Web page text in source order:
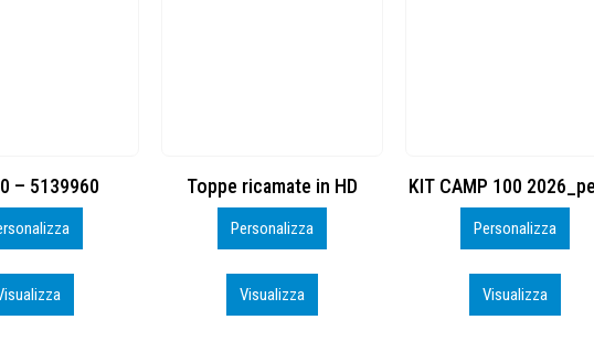
in HD KIT CAMP 100 2026_perso
Personalizza
Visualizza
BSK600 – 5139960
Personalizza
Visualizza